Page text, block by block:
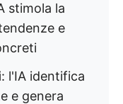
stimola la
e
: l'IA identifica
e genera